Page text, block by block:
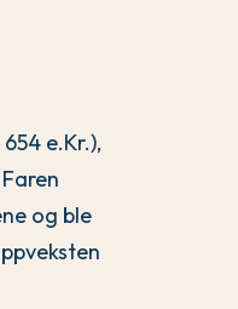
e.Kr.),
og ble